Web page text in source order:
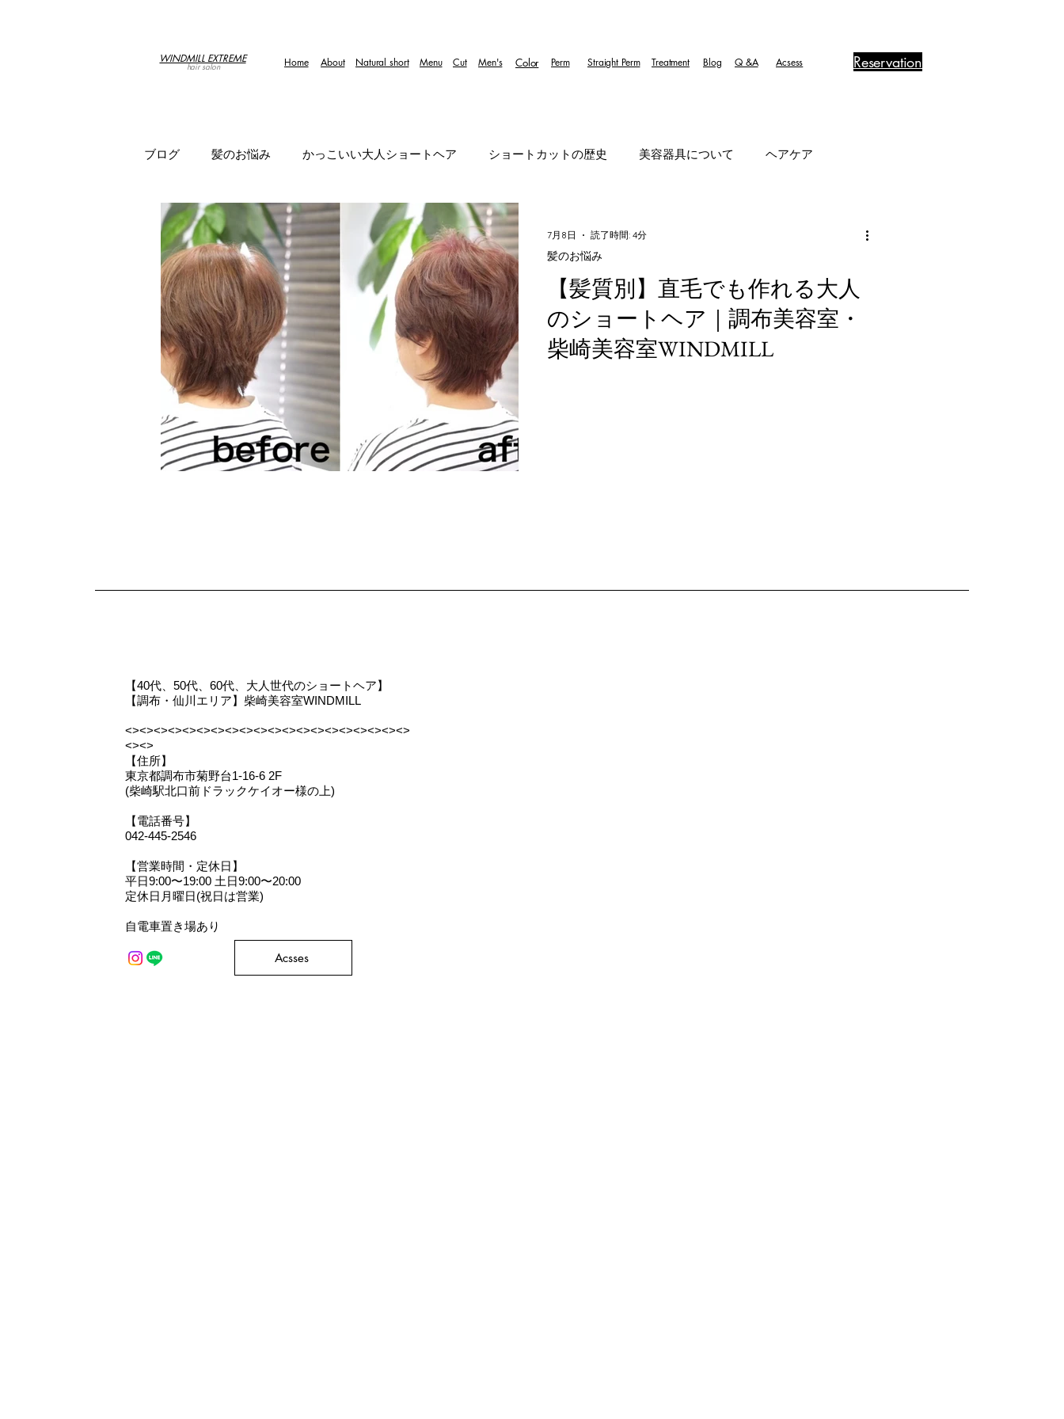
WINDMILL EXTREME
hair salon Home About Natural short Menu Cut Men's Color Perm Straight Perm Treatment Blog ​Q &A Acsess Reservation
ブログ 髪のお悩み かっこいい大人ショートヘア ショートカットの歴史 美容器具について ヘアケア
プロモーション 当店の使用薬剤 ヘアスタイルの魅力
ハリコシ 白髪 襟足 後頭部 ハイライト エイジング毛 メンズヘア 直毛
刈り上げヘア くせ毛
【髪質別】直毛でも作れる大人
のショートヘア｜調布美容室・
柴崎美容室WINDMILL
髪のお悩み
7月8日 読了時間: 4分
【40代、50代、60代、大人世代のショートヘア】
【調布・仙川エリア】柴崎美容室WINDMILL
<><><><><><><><><><><><><><><><><><><><>
<><>
【住所】
東京都調布市菊野台1-16-6 2F
(柴崎駅北口前ドラックケイオー様の上)
【電話番号】
042-445-2546
【営業時間・定休日】
平日9:00〜19:00 土日9:00〜20:00
定休日月曜日(祝日は営業)
​自電車置き場あり
Acsses